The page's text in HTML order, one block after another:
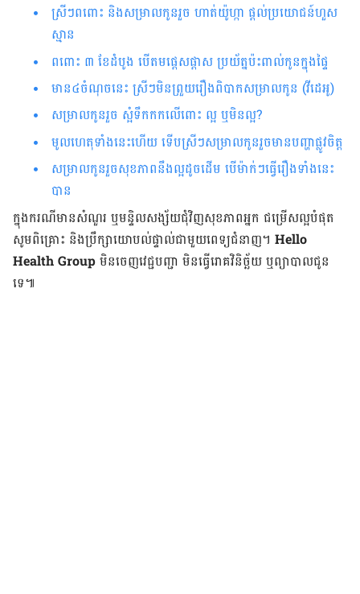
ស្រីៗពពោះ និងសម្រាលកូនរួច ហាត់យ៉ូហ្កា ផ្តល់ប្រយោជន៍ហួស
ស្មាន
ពពោះ​ ៣ ខែដំបូង បើ​តម​ផ្តេស​ផ្តាស ប្រយ័ត្ន​ប៉ះពាល់​កូនក្នុង​ផ្ទៃ
មាន៤ចំណុច​នេះ ស្រីៗ​​​មិនព្រួយ​រឿងពិបាក​សម្រាល​កូន (វីដេអូ)
សម្រាលកូនរួច ស្អំទឹកកកលើពោះ ល្អ ឬមិនល្អ?
មូលហេតុ​ទាំង​នេះ​ហើយ ​ទើប​ស្រីៗ​សម្រាល​កូន​រួច​មាន​បញ្ហា​ផ្លូវ​ចិត្ត
សម្រាលកូនរួចសុខភាពនឹងល្អដូចដើម បើម៉ាក់ៗធ្វើរឿងទាំងនេះ
បាន
ក្នុង​ករណី​មាន​សំណួរ ឬ​មន្ទិលសង្ស័យ​ជុំវិញ​សុខភាព​អ្នក ជម្រើស​ល្អ​បំផុត
សូម​ពិគ្រោះ និង​ប្រឹក្សា​យោបល់​ផ្ទាល់​ជាមួយ​ពេទ្យ​ជំនាញ។ Hello
Health Groupមិន​ចេញ​វេជ្ជបញ្ជា មិន​ធ្វើ​រោគវិនិច្ឆ័យ ឬ​ព្យាបាល​ជូន​
ទេ៕